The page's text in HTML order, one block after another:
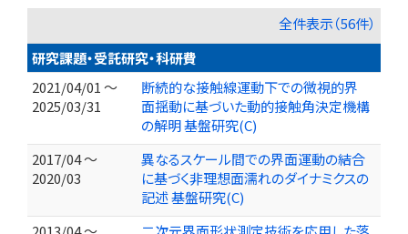
全件表示（56件）
研究課題・受託研究・科研費
2021/04/01 ～
2025/03/31
断続的な接触線運動下での微視的界
面揺動に基づいた動的接触角決定機構
の解明 基盤研究(C)
2017/04 ～
2020/03
異なるスケール間での界面運動の結合
に基づく非理想面濡れのダイナミクスの
記述 基盤研究(C)